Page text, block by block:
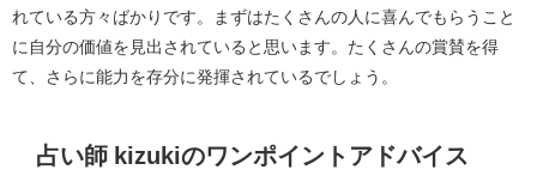
れている方々ばかりです。まずはたくさんの人に喜んでもらうこと
に自分の価値を見出されていると思います。たくさんの賞賛を得
て、さらに能力を存分に発揮されているでしょう。
占い師 kizukiのワンポイントアドバイス